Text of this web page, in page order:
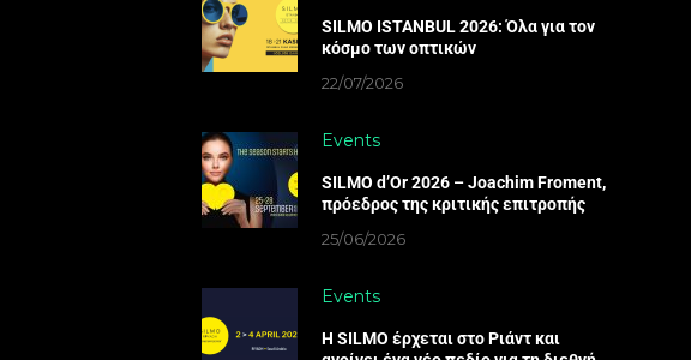
SILMO ISTANBUL 2026: Όλα για τον
κόσμο των οπτικών
22/07/2026
Events
SILMO d’Or 2026 – Joachim Froment,
πρόεδρος της κριτικής επιτροπής
25/06/2026
Events
Η SILMO έρχεται στο Ριάντ και